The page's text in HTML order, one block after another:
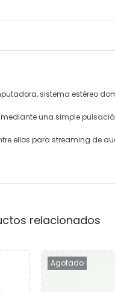
sistema estéreo
una simple
ellos para streaming de
relacionados
Agotado